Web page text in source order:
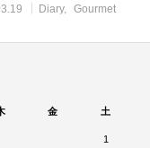
Diary Gourmet
金 土
1